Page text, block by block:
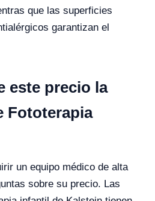
que las superficies
garantizan el
este precio la
Fototerapia
un equipo médico de alta
sobre su precio. Las